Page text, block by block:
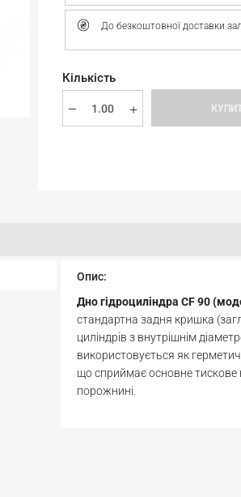
До безкоштовної доставки
Кількість
Опис:
Дно гідроциліндра CF 90
стандартна задня кришка
циліндрів з внутрішнім
використовується як
що сприймає основне
порожнині.